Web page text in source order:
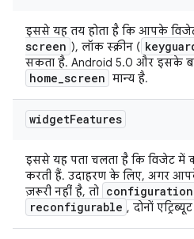
इससे यह तय होता है कि आपके विजेट
screen ), लॉक स्क्रीन (
सकता है. Android 5.0 और इसके
home_screen मान्य है.
widgetFeatures
इससे यह पता चलता है कि विजेट में
करती हैं. उदाहरण के लिए, अगर
ज़रूरी नहीं है, तो configuration
reconfigurable , दोनों